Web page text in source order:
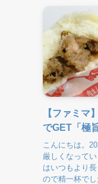
【ファミマ
でGET「極
こんにちは。
厳しくなって
はいつもより
ので精一杯で